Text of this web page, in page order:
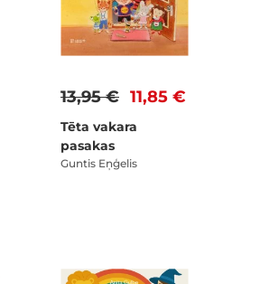
11,85 €
13,95 €
Tēta vakara
pasakas
Guntis Eņģelis